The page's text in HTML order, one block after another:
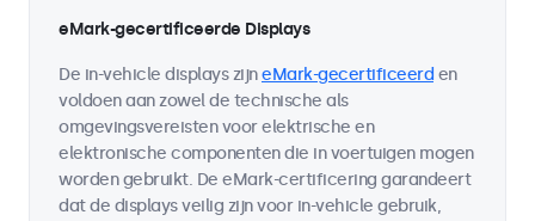
eMark-gecertificeerde Displays
De in-vehicle displays zijneMark-gecertificeerd en
voldoen aan zowel de technische als
omgevingsvereisten voor elektrische en
elektronische componenten die in voertuigen mogen
worden gebruikt. De eMark-certificering garandeert
dat de displays veilig zijn voor in-vehicle gebruik,